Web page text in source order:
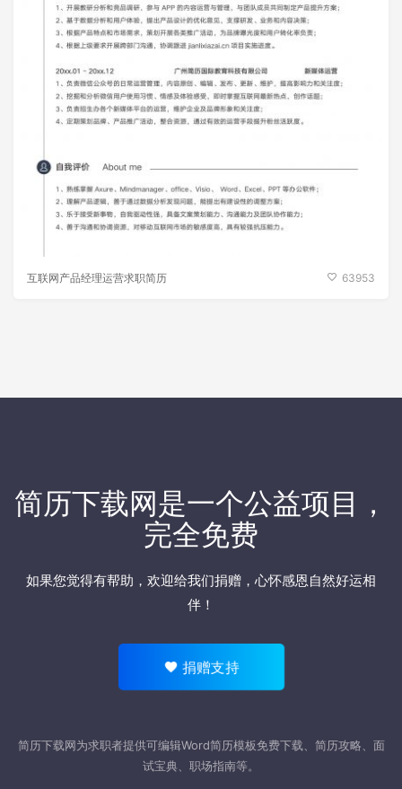
互联网产品经理运营求职简历 63953
简历下载网是一个公益项目，
完全免费
如果您觉得有帮助，欢迎给我们捐赠 ，心怀感恩自然好运相
伴！
捐赠支持
简历下载网为求职者提供可编辑Word简历模板免费下载、简历攻略、面
试宝典、职场指南等。